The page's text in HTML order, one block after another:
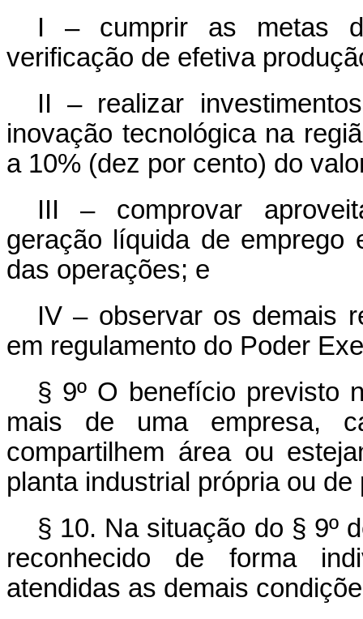
I – cumprir as metas
verificação de efetiva
II – realizar
inovação tecnológica na
a 10% (dez por cento) do
III – comprovar
geração líquida de emprego
das operações; e
IV – observar os demais
em regulamento do Poder
§ 9º O benefício previsto
mais de uma empresa,
compartilhem área ou
planta industrial própria ou
§ 10. Na situação do § 9º
reconhecido de forma
atendidas as demais